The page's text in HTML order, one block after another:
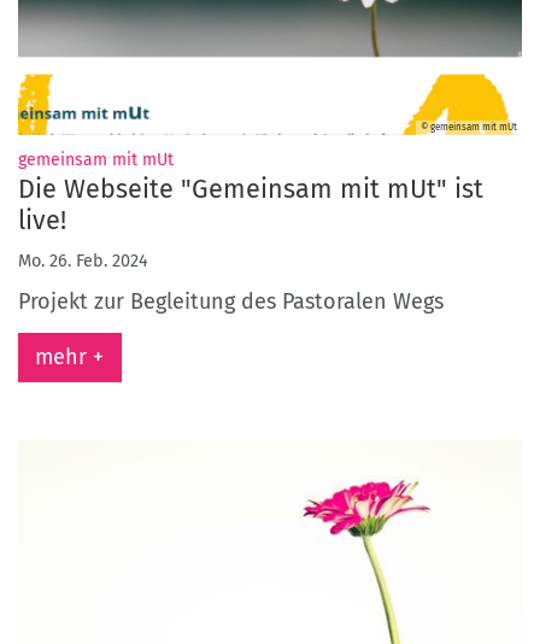
© gemeinsam mit mUt
gemeinsam mit mUt:
Die Webseite "Gemeinsam mit mUt" ist
live!
Mo. 26. Feb. 2024
Projekt zur Begleitung des Pastoralen Wegs
mehr +